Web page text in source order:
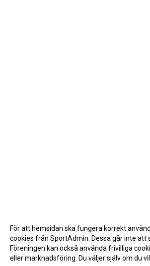
För att hemsidan ska fungera korrekt
cookies från SportAdmin. Dessa går inte att
Föreningen kan också använda frivilliga
eller marknadsföring. Du väljer själv om du